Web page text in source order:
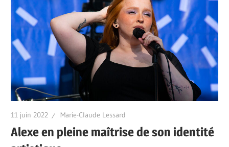
11 juin 2022 Marie-Claude Lessard
Alexe en pleine maîtrise de son identité